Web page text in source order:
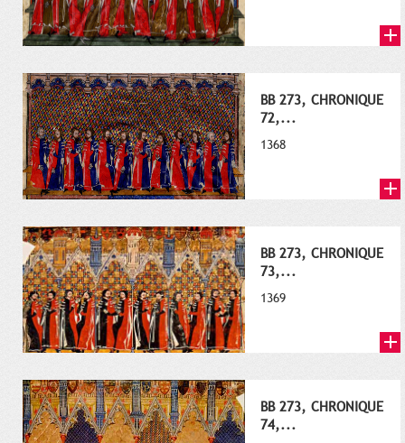
BB 273, CHRONIQUE
72,...
1368
BB 273, CHRONIQUE
73,...
1369
BB 273, CHRONIQUE
74,...